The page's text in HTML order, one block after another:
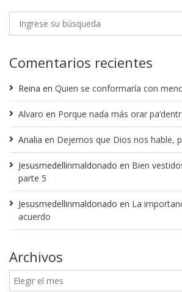
Comentarios recientes
Reina en Quien se conformaría con
Alvaro en Porque nada más orar
Analia en Dejemos que Dios nos hable,
Jesusmedellinmaldonado en Bien
parte 5
Jesusmedellinmaldonado en La
acuerdo
Archivos